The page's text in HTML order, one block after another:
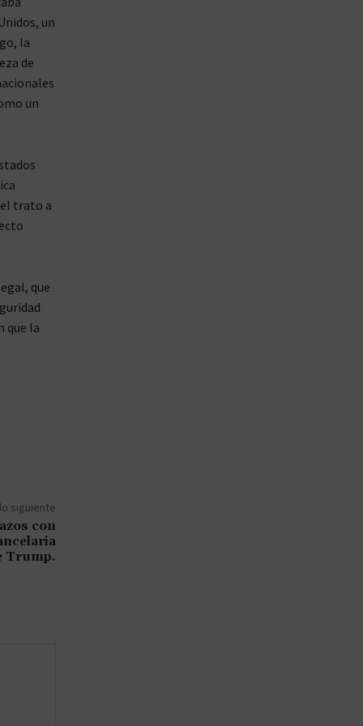
un
la
de
un
trato a
que
que la
siguiente
con
Trump.